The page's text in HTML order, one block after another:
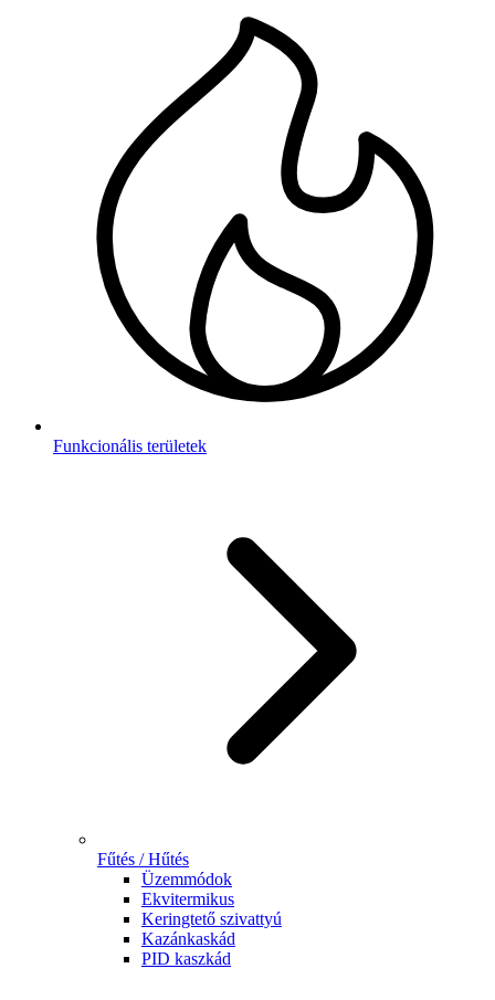
Funkcionális területek
Fűtés / Hűtés
Üzemmódok
Ekvitermikus
Keringtető szivattyú
Kazánkaskád
PID kaszkád